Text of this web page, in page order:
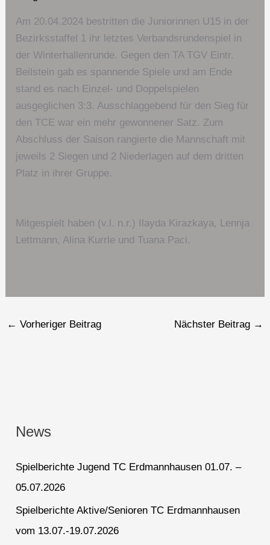
Am 20.04.2024 bestritten die Juniorinnen U15 in der
Bezirksstaffel 1 ihr letztes Verbandsrundenspiel in
der Winterhallenrunde. Gegen den TA TGV Eintr.
Beilstein gab es spannende Spiele und am Ende
stand es nach Einzel- und Doppelspielen
ausgeglichen 3:3. Ausschlaggebend für den Sieg für
den TCE war ein mehr gewonnener Satz. Zum
Abschluss der Saison rangierte die Mannschaft mit
jeweils 2 Siegen und 2 Niederlagen auf dem dritten
Platz in ihrer Gruppe.
Mitgespielt haben (v.l. n.r.) Ilayda Kirazkaya, Lennja
Lettmann, Alina Kurrle und Tuana Paci.
← Vorheriger Beitrag Nächster Beitrag →
News
Spielberichte Jugend TC Erdmannhausen 01.07. –
05.07.2026
Spielberichte Aktive/Senioren TC Erdmannhausen
vom 13.07.-19.07.2026